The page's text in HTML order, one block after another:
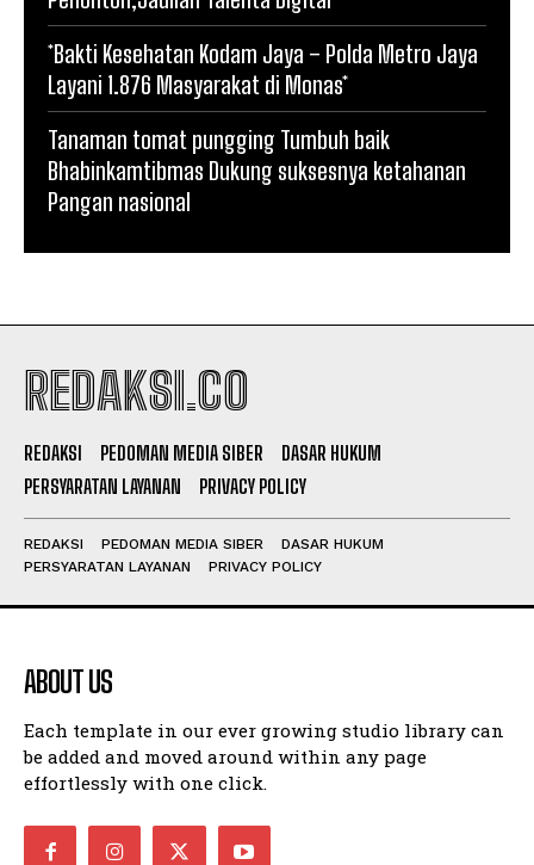
*Bakti Kesehatan Kodam Jaya – Polda Metro Jaya
Layani 1.876 Masyarakat di Monas*
Tanaman tomat pungging Tumbuh baik
Bhabinkamtibmas Dukung suksesnya ketahanan
Pangan nasional
REDAKSI.CO
REDAKSI PEDOMAN MEDIA SIBER
DASAR HUKUM
PERSYARATAN LAYANAN
PRIVACY POLICY
REDAKSI PEDOMAN MEDIA SIBER
DASAR HUKUM
PERSYARATAN LAYANAN
PRIVACY POLICY
ABOUT US
Each template in our ever growing studio library can
be added and moved around within any page
effortlessly with one click.